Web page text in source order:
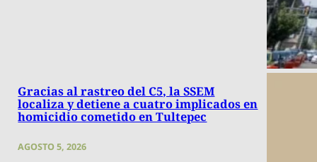
Gracias al rastreo del C5, la SSEM
localiza y detiene a cuatro implicados en
homicidio cometido en Tultepec
AGOSTO 5, 2026